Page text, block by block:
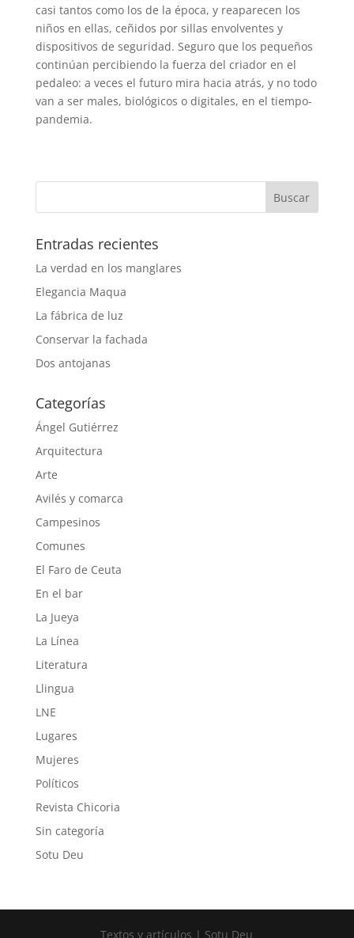
casi tantos como los de la época, y reaparecen los
niños en ellas, ceñidos por sillas envolventes y
dispositivos de seguridad. Seguro que los pequeños
continúan percibiendo la fuerza del criador en el
pedaleo: a veces el futuro mira hacia atrás, y no todo
van a ser males, biológicos o digitales, en el tiempo-
pandemia.
Entradas recientes
La verdad en los manglares
Elegancia Maqua
La fábrica de luz
Conservar la fachada
Dos antojanas
Categorías
Ángel Gutiérrez
Arquitectura
Arte
Avilés y comarca
Campesinos
Comunes
El Faro de Ceuta
En el bar
La Jueya
La Línea
Literatura
Llingua
LNE
Lugares
Mujeres
Políticos
Revista Chicoria
Sin categoría
Sotu Deu
Textos y artículos | Sotu Deu